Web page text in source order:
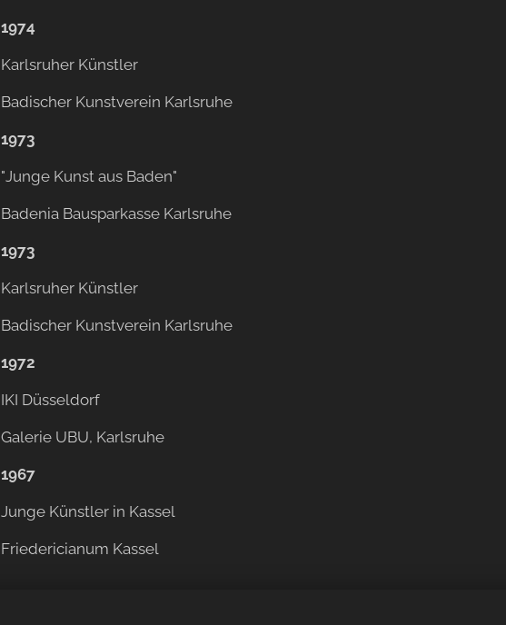
1974
Karlsruher Künstler
Badischer Kunstverein Karlsruhe
1973
"Junge Kunst aus Baden"
Badenia Bausparkasse Karlsruhe
1973
Karlsruher Künstler
Badischer Kunstverein Karlsruhe
1972
IKI Düsseldorf
Galerie UBU, Karlsruhe
1967
Junge Künstler in Kassel
Friedericianum Kassel